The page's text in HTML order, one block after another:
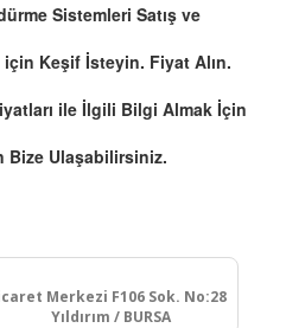
Sistemleri Satış ve
Keşif İsteyin. Fiyat Alın.
ile İlgili Bilgi Almak İçin
Bize Ulaşabilirsiniz.
Merkezi F106 Sok. No:28
BURSA